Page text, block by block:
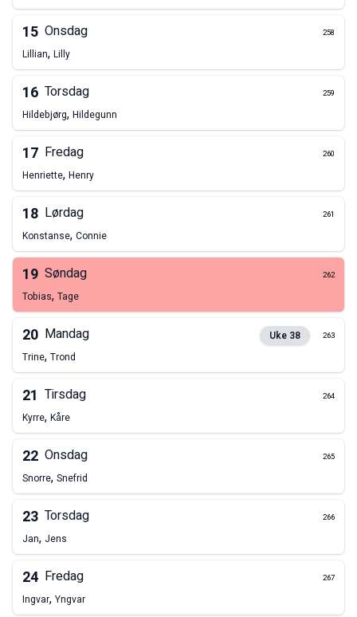
15 Onsdag 258
Lillian, Lilly
16 Torsdag 259
Hildebjørg, Hildegunn
17 Fredag 260
Henriette, Henry
18 Lørdag 261
Konstanse, Connie
19 Søndag 262
Tobias, Tage
20 Mandag Uke 38 263
Trine, Trond
21 Tirsdag 264
Kyrre, Kåre
22 Onsdag 265
Snorre, Snefrid
23 Torsdag 266
Jan, Jens
24 Fredag 267
Ingvar, Yngvar